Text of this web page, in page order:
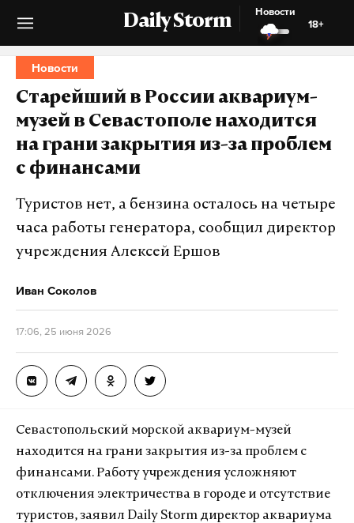
Daily Storm
Новости
18+
Новости
Старейший в России аквариум-
музей в Севастополе находится
на грани закрытия из-за проблем
с финансами
Туристов нет, а бензина осталось на четыре
часа работы генератора, сообщил директор
учреждения Алексей Ершов
Иван Соколов
17:06, 25 июня 2026
Севастопольский морской аквариум-музей
находится на грани закрытия из-за проблем с
финансами. Работу учреждения усложняют
отключения электричества в городе и отсутствие
туристов, заявил Daily Storm директор аквариума